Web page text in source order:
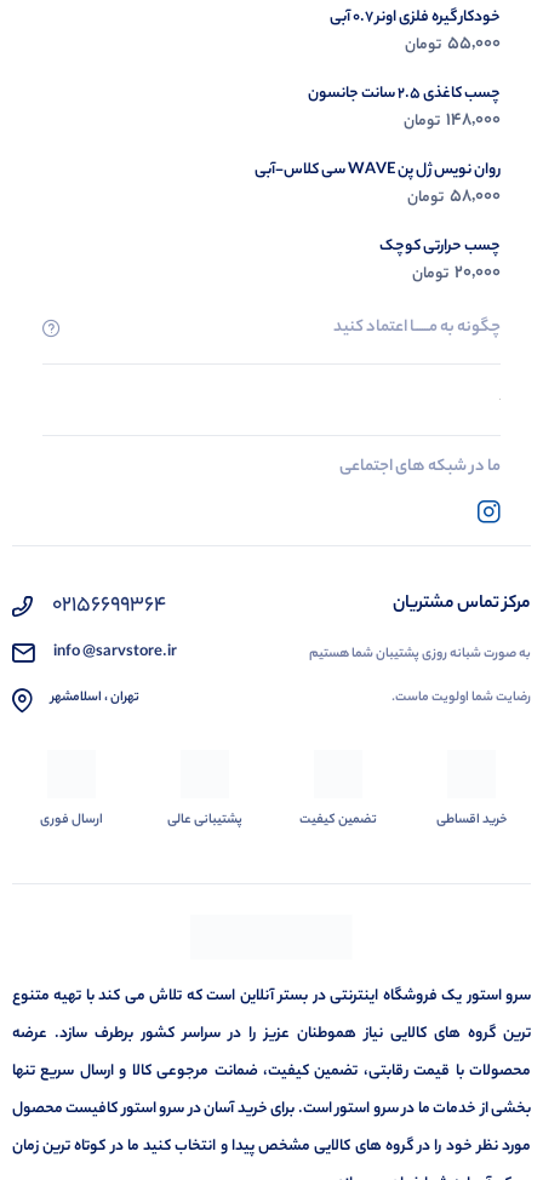
خودکار گیره فلزی اونر 0.7 آبی
55,000 تومان
چسب کاغذی 2.5 سانت جانسون
148,000 تومان
روان نویس ژل پن WAVE سی کلاس-آبی
58,000 تومان
چسب حرارتی کوچک
20,000 تومان
چگونه به مــــــا اعتماد کنید
ما در شبکه های اجتماعی
مرکز تماس مشتریان
به صورت شبانه روزی پشتیبان شما هستیم
رضایت شما اولویت ماست.
02156699364
info @sarvstore.ir
تهران ، اسلامشهر
خرید اقساطی تضمین کیفیت پشتیبانی عالی ارسال فوری
سرو استور یک فروشگاه اینترنتی در بستر آنلاین است که تلاش می کند با تهیه متنوع
ترین گروه های کالایی نیاز هموطنان عزیز را در سراسر کشور برطرف سازد. عرضه
محصولات با قیمت رقابتی، تضمین کیفیت، ضمانت مرجوعی کالا و ارسال سریع تنها
بخشی از خدمات ما در سرو استور است. برای خرید آسان در سرو استور کافیست محصول
مورد نظر خود را در گروه های کالایی مشخص پیدا و انتخاب کنید ما در کوتاه ترین زمان